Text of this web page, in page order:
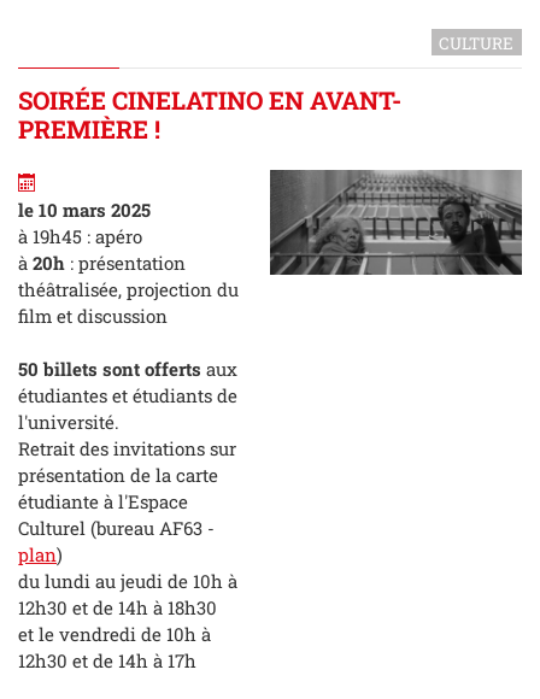
CULTURE
SOIRÉE CINELATINO EN AVANT-
PREMIÈRE !
le 10 mars 2025
à 19h45 : apéro
à 20h : présentation
théâtralisée, projection du
film et discussion
50 billets sont offerts aux
étudiantes et étudiants de
l'université.
Retrait des invitations sur
présentation de la carte
étudiante à l'Espace
Culturel (bureau AF63 -
plan)
du lundi au jeudi de 10h à
12h30 et de 14h à 18h30
et le vendredi de 10h à
12h30 et de 14h à 17h